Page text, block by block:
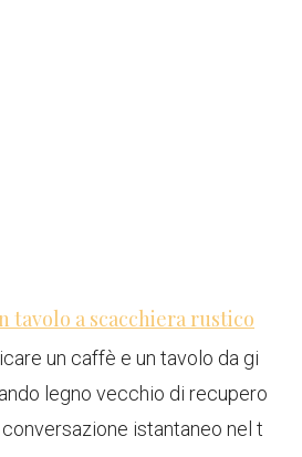
tavolo a scacchiera rustico
un caffè e un tavolo da gi
legno vecchio di recupero
istantaneo nel t